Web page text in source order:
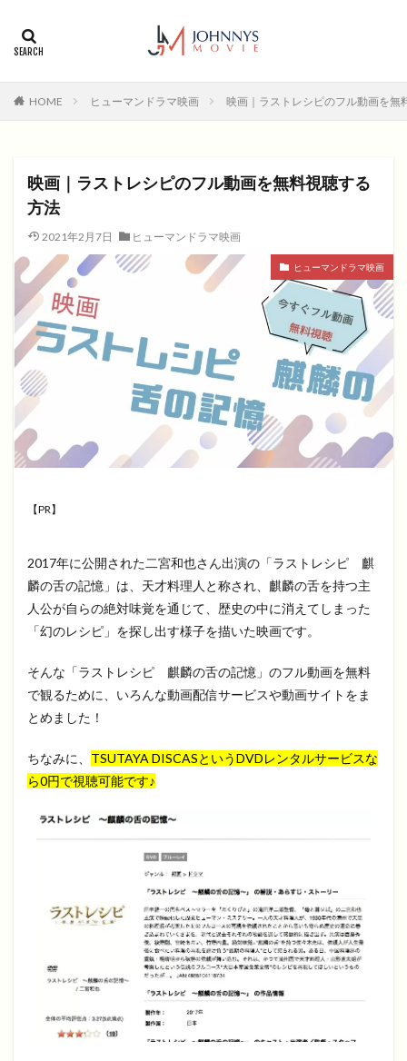
HOME ヒューマンドラマ映画 映画｜ラストレシピのフル動画を無
映画｜ラストレシピのフル動画を無料視聴する
方法
2021年2月7日 ヒューマンドラマ映画
ヒューマンドラマ映画
【PR】
2017年に公開された二宮和也さん出演の「ラストレシピ 麒
麟の舌の記憶」は、天才料理人と称され、麒麟の舌を持つ主
人公が自らの絶対味覚を通じて、歴史の中に消えてしまった
「幻のレシピ」を探し出す様子を描いた映画です。
そんな「ラストレシピ 麒麟の舌の記憶」のフル動画を無料
で観るために、いろんな動画配信サービスや動画サイトをま
とめました！
ちなみに、 TSUTAYA DISCASというDVDレンタルサービスな
ら0円で視聴可能です♪
2018年
アクション
アニメ
ヒューマンドラマ映画
ファンタジー映画
ホラー
動画無料視聴
無料視聴
無料視聴動画
検索